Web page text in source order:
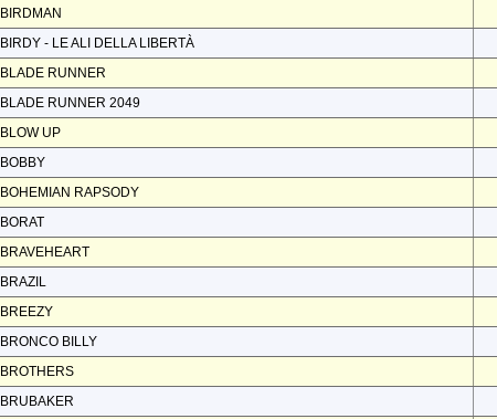
BIRDMAN
BIRDY - LE ALI DELLA LIBERTÀ
BLADE RUNNER
BLADE RUNNER 2049
BLOW UP
BOBBY
BOHEMIAN RAPSODY
BORAT
BRAVEHEART
BRAZIL
BREEZY
BRONCO BILLY
BROTHERS
BRUBAKER